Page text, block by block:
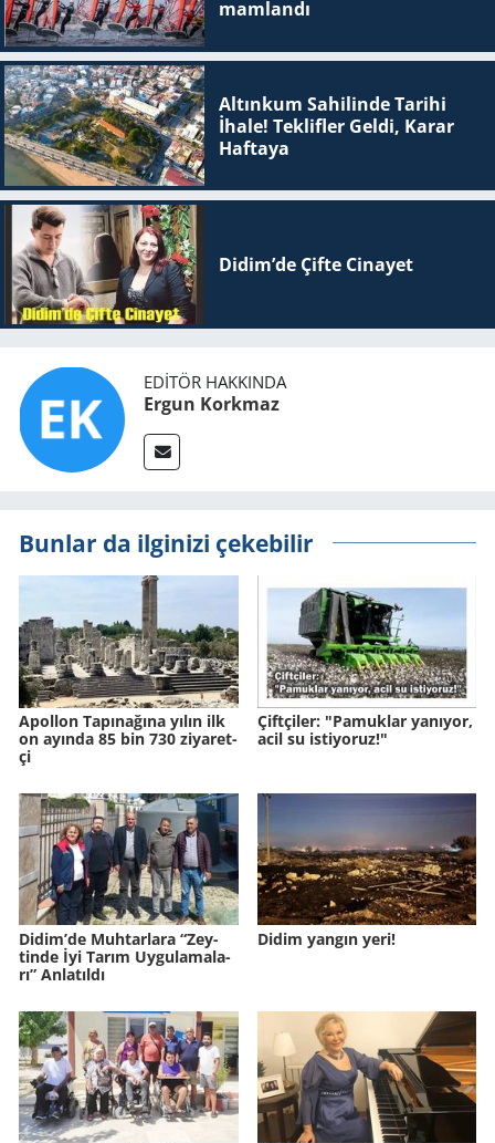
mam­lan­dı
Altınkum Sahilinde Tarihi
İhale! Teklifler Geldi, Karar
Haftaya
Didim’de Çifte Ci­na­yet
EDITÖR HAKKINDA
Ergun Korkmaz
Bunlar da ilginizi çekebilir
Apol­lon Ta­pı­na­ğına yılın ilk
on ayın­da 85 bin 730 zi­ya­ret­
çi
Çift­çi­ler: "Pa­muk­lar ya­nı­yor,
acil su is­ti­yo­ruz!"
Didim’de Muh­tar­la­ra “Zey­
tin­de İyi Tarım Uy­gu­la­ma­la­
rı” An­la­tıl­dı
Didim yangın yeri!